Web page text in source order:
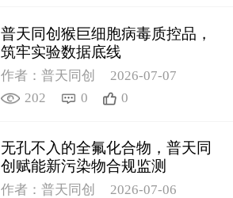
普天同创猴巨细胞病毒质控品，
筑牢实验数据底线
作者：普天同创
2026-07-07
202
0 0
无孔不入的全氟化合物，普天同
创赋能新污染物合规监测
作者：普天同创
2026-07-06